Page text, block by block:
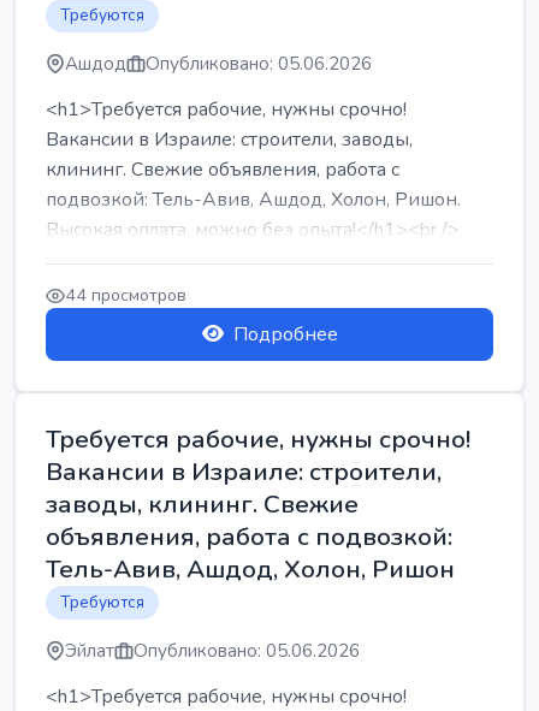
Требуются
Ашдод Опубликовано: 05.06.2026
<h1>Требуется рабочие, нужны срочно!
Вакансии в Израиле: строители, заводы,
клининг. Свежие объявления, работа с
подвозкой: Тель-Авив, Ашдод, Холон, Ришон.
Высокая оплата, можно без опыта!</h1><br />
...
44 просмотров
Подробнее
Требуется рабочие, нужны срочно!
Вакансии в Израиле: строители,
заводы, клининг. Свежие
объявления, работа с подвозкой:
Тель-Авив, Ашдод, Холон, Ришон
Требуются
Эйлат Опубликовано: 05.06.2026
<h1>Требуется рабочие, нужны срочно!